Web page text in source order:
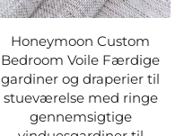
Honeymoon Custom
Bedroom Voile Færdige
gardiner og draperier til
stueværelse med ringe
gennemsigtige